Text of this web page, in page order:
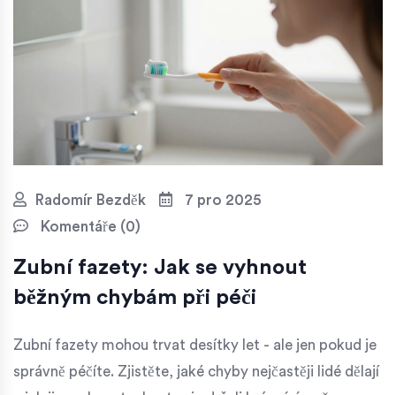
Radomír Bezděk
7 pro 2025
Komentáře (0)
Zubní fazety: Jak se vyhnout
běžným chybám při péči
Zubní fazety mohou trvat desítky let - ale jen pokud je
správně péčíte. Zjistěte, jaké chyby nejčastěji lidé dělají